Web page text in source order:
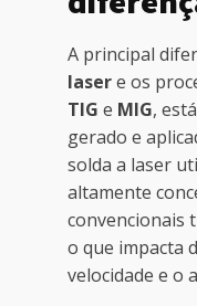
A principal
lasere os
TIG e MIG,
gerado e
solda a laser
altamente
convencionais
o que impacta
velocidade e o